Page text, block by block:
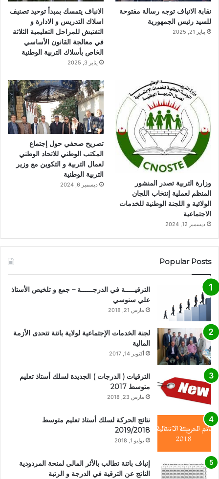
م
نقابة الانباف توجه رسالة مفتوحة
للسيد رئيس الجمهورية
يناير 21, 2025
الانباف يتمسك بمبدأ توحيد تصنيف
اسلاك التدريس و الادارة و
التفتيش للمراحل التعليمية الثلاثة
في معالجة القانون الأساسي
الخاص بأسلاك التربية الوطنية
يناير 3, 2025
وزارة التربية تصدر المنشور
المنظم لعملية إنتخاب اللجان
الولائية و اللجنة الوطنية للخدمات
الاجتماعية
ديسمبر 12, 2024
تصريح صحفي حول إجتماع
المكتب الوطني للاتحاد الوطني
لعمال التربية و التكوين مع وزير
التربية الوطنية
ديسمبر 6, 2024
Popular Posts
الترقيـــــة في الدرجــــــة – جمع و تلخيص الأستاذ
علي سنوسي
مارس 21, 2018
لجنة الخدمات الإجتماعية لولاية باتنة تتحدى الأزمة
المالية
أكتوبر 14, 2017
الترقيات ( الدرجات ) الجديدة لسلك أستاذ تعليم
متوسط 2017
مارس 23, 2018
نتائج الحركة لسلك أستاذ تعليم متوسط
2019/2018
يوليو 1, 2018
إنباف باتنة تطالب بالأثر المالي لمنحة المردودية
الناتج عن الترقية في الدرجة و الرتبة